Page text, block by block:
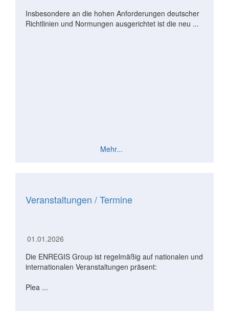
Insbesondere an die hohen Anforderungen deutscher
Richtlinien und Normungen ausgerichtet ist die neu ...
Mehr...
Veranstaltungen / Termine
01.01.2026
Die ENREGIS Group ist regelmäßig auf nationalen und
internationalen Veranstaltungen präsent:
Plea ...